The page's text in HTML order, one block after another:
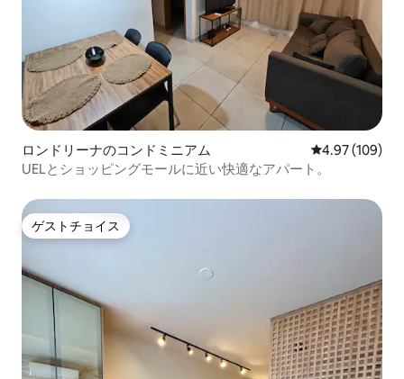
ロンドリーナのコンドミニアム レビュー109
4.97 (109)
UELとショッピングモールに近い快適なアパート。
ゲストチョイス
ゲストチョイス